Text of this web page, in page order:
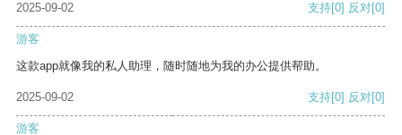
2025-09-02
支持[0] 反对[0]
游客
这款app就像我的私人助理，随时随地为我的办公提供帮助。
2025-09-02 支持[0] 反对[0]
游客